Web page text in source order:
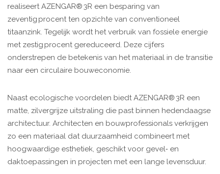
realiseert AZENGAR® 3R een besparing van
zeventig procent ten opzichte van conventioneel
titaanzink. Tegelijk wordt het verbruik van fossiele energie
met zestig procent gereduceerd. Deze cijfers
onderstrepen de betekenis van het materiaal in de transitie
naar een circulaire bouw­economie.
Naast ecologische voordelen biedt AZENGAR® 3R een
matte, zilvergrijze uitstraling die past binnen hedendaagse
architectuur. Architecten en bouwprofessionals verkrijgen
zo een materiaal dat duurzaamheid combineert met
hoogwaardige esthetiek, geschikt voor gevel‑ en
daktoepassingen in projecten met een lange levensduur.